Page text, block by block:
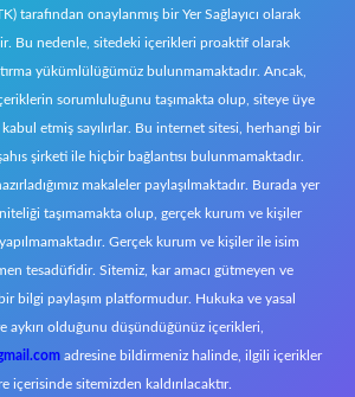
tarafından onaylanmış bir Yer Sağlayıcı olarak
Bu nedenle, sitedeki içerikleri proaktif olarak
yükümlülüğümüz bulunmamaktadır. Ancak,
sorumluluğunu taşımakta olup, siteye üye
etmiş sayılırlar. Bu internet sitesi, herhangi bir
şirketi ile hiçbir bağlantısı bulunmamaktadır.
makaleler paylaşılmaktadır. Burada yer
taşımamakta olup, gerçek kurum ve kişiler
Gerçek kurum ve kişiler ile isim
tesadüfidir. Sitemiz, kar amacı gütmeyen ve
bilgi paylaşım platformudur. Hukuka ve yasal
aykırı olduğunu düşündüğünüz içerikleri,
adresine bildirmeniz halinde, ilgili içerikler
içerisinde sitemizden kaldırılacaktır.